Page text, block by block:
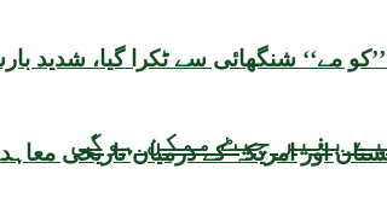
بغیر چیٹ ممکن ہوگی
مے‘‘ شنگھائی سے ٹکرا گیا، شدید
اور امریکہ کے درمیان تاریخی